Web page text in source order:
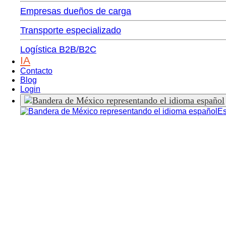
Empresas dueños de carga
Transporte especializado
Logística B2B/B2C
IA
Contacto
Blog
Login